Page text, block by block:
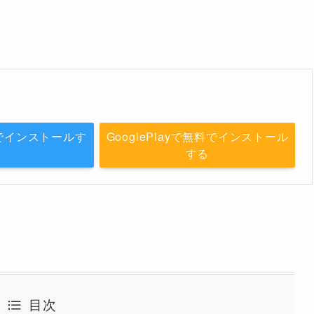
ンストールす
GooglePlayで無料でインストール
する
目次